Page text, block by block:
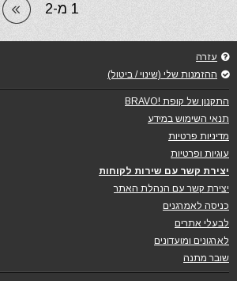
1 מ-2
עזרה
ההזמנות שלי (שינוי / ביטול)
התקנון של קופת !BRAVO
תנאי השימוש במידע
מדיניות פרטיות
עוגיות ופרטיות
יצירת קשר עם שירות לקוחות
יצירת קשר עם הנהלת האתר
כניסה לאמרגנים
לבעלי אתרים
לארגונים ומועדונים
שובר מתנה